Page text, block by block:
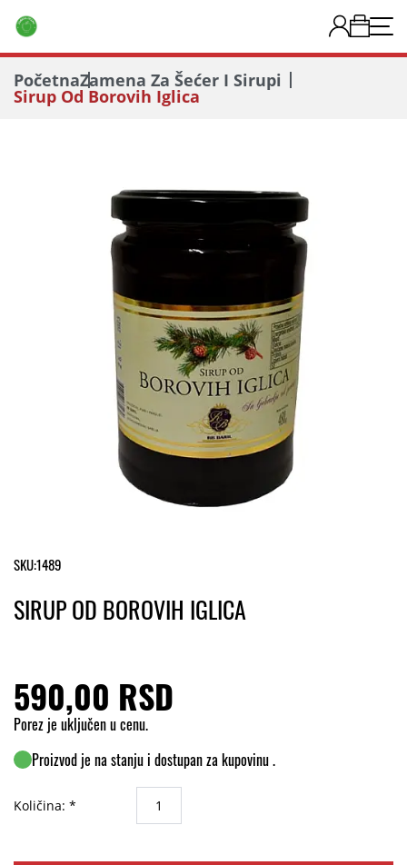
PočetnaZamena Za Šećer I Sirupi
Sirup Od Borovih Iglica
SKU:1489
SIRUP OD BOROVIH IGLICA
590,00 RSD
Porez je uključen u cenu.
Proizvod je na stanju i dostupan za kupovinu .
Količina: *